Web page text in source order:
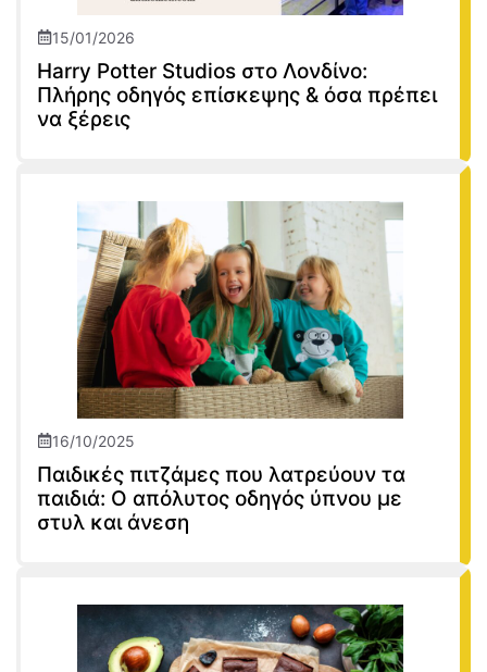
15/01/2026
Harry Potter Studios στο Λονδίνο:
Πλήρης οδηγός επίσκεψης & όσα πρέπει
να ξέρεις
16/10/2025
Παιδικές πιτζάμες που λατρεύουν τα
παιδιά: Ο απόλυτος οδηγός ύπνου με
στυλ και άνεση